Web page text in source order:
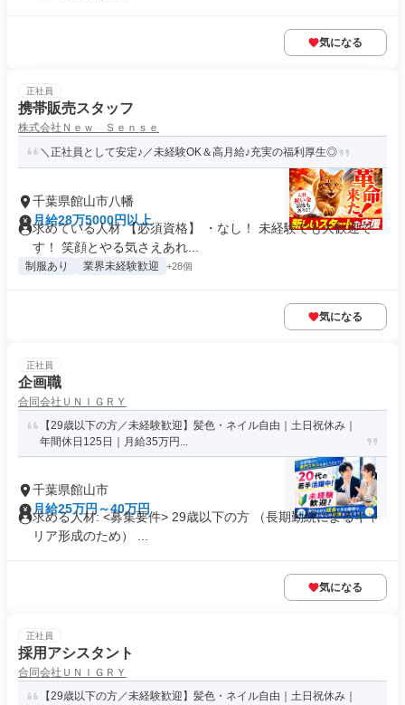
気になる
正社員
携帯販売スタッフ
株式会社Ｎｅｗ Ｓｅｎｓｅ
＼正社員として安定♪／未経験OK＆高月給♪充実の福利厚生◎
千葉県館山市八幡
月給28万5000円以上
求めている人材 【必須資格】 ・なし！ 未経験でも大歓迎で
す！ 笑顔とやる気さえあれ...
制服あり 業界未経験歓迎 +28個
気になる
正社員
企画職
合同会社ＵＮＩＧＲＹ
【29歳以下の方／未経験歓迎】髪色・ネイル自由｜土日祝休み｜
年間休日125日｜月給35万円...
千葉県館山市
月給25万円～40万円
求める人材: <募集要件> 29歳以下の方 （長期勤続によるキャ
リア形成のため） ...
気になる
正社員
採用アシスタント
合同会社ＵＮＩＧＲＹ
【29歳以下の方／未経験歓迎】髪色・ネイル自由｜土日祝休み｜